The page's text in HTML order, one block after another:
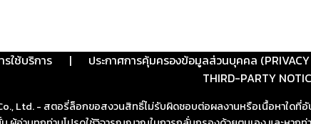
รใช้บริการ | ประกาศการคุ้มครองข้อมูลส่วนบุคคล (PRIVACY
THIRD-PARTY
Ltd. - สตอรี่ล็อกขอสงวนสิทธิ์ไม่รับผิดชอบต่อผลงานหรือเนื้อหาใดที่